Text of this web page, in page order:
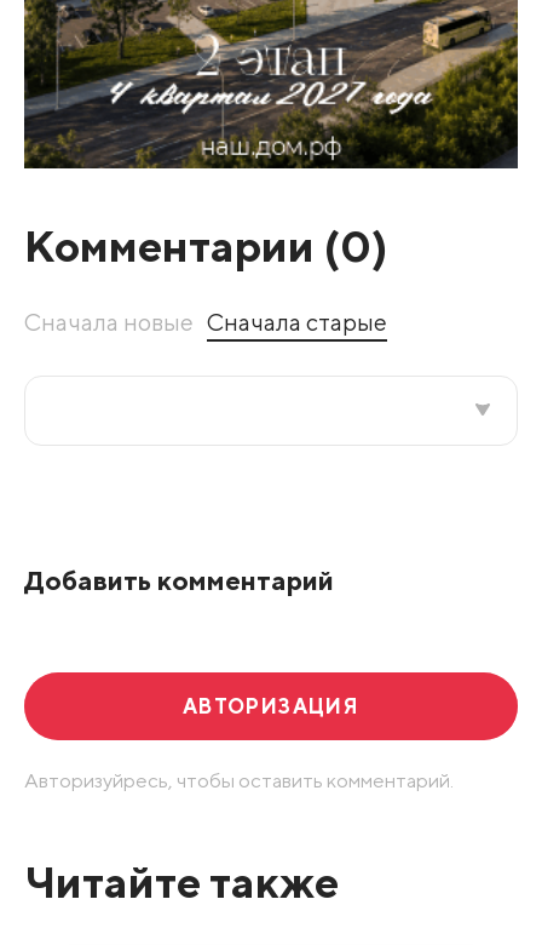
Комментарии (0)
Сначала новые Сначала старые
Добавить комментарий
АВТОРИЗАЦИЯ
Авторизуйресь, чтобы оставить комментарий.
Читайте также